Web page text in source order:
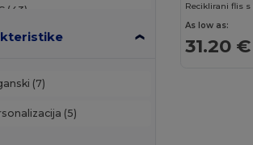
(43)
Pro(1)
(7)
(5)
As low as:
31.20 €